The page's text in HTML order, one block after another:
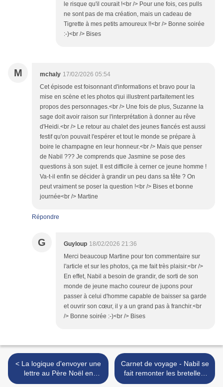
le risque qu'il courait !<br /> Pour une fois, ces pulls
ne sont pas de ma création, mais un cadeau de
Tigrette à mes petits amoureux !!<br /> Bonne soirée
:-)<br /> Bises
M mchaly 17/02/2026 05:54
Cet épisode est foisonnant d'informations et bravo pour la
mise en scène et les photos qui illustrent parfaitement les
propos des personnages.<br /> Une fois de plus, Suzanne la
sage doit avoir raison sur l'interprétation à donner au rêve
d'Heidi.<br /> Le retour au chalet des jeunes fiancés est aussi
festif qu'on pouvait l'espérer et tout le monde se prépare à
boire le champagne en leur honneur.<br /> Mais que penser
de Nabil ??? Je comprends que Jasmine se pose des
questions à son sujet. Il est difficile à cerner ce jeune homme !
Va-t-il enfin se décider à grandir un peu dans sa tête ? On
peut vraiment se poser la question !<br /> Bises et bonne
journée<br /> Martine
Répondre
G Guyloup 18/02/2026 21:36
Merci beaucoup Martine pour ton commentaire sur
l'article et sur les photos, ça me fait très plaisir.<br />
En effet, Nabil a besoin de grandir, de sorti de son
monde de jeune macho coureur de jupons pour
passer à celui d'homme capable de baisser sa garde
et ouvrir son cœur, il y a un grand pas à franchir.<br
/> Bonne soirée :-)<br /> Bises
< La logique d'envoyer une
lettre au Père Noël en
février
Carnet de voyage - Nabil se
fait remonter les bretelles,
photo d'orignal et texto >